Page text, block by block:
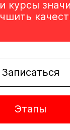
ЦВЕТ
THUYA
уникальному
и изысканный